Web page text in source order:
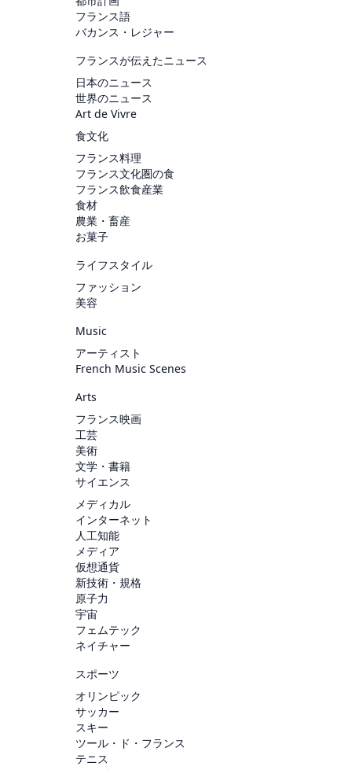
フランス語
バカンス・レジャー
フランスが伝えたニュース
日本のニュース
世界のニュース
Art de Vivre
食文化
フランス料理
フランス文化圏の食
フランス飲食産業
食材
農業・畜産
お菓子
ライフスタイル
ファッション
美容
Music
アーティスト
French Music Scenes
Arts
フランス映画
工芸
美術
文学・書籍
サイエンス
メディカル
インターネット
人工知能
メディア
仮想通貨
新技術・規格
原子力
宇宙
フェムテック
ネイチャー
スポーツ
オリンピック
サッカー
スキー
ツール・ド・フランス
テニス